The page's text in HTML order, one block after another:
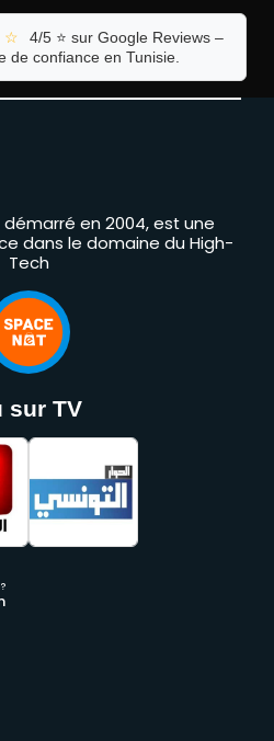
☆
4/5 ⭐ sur Google Reviews –
de confiance en Tunisie.
en 2004, est une
dans le domaine du High-
Tech
sur TV